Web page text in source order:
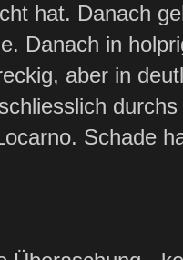
hat. Danach
Danach in
aber in
Schade